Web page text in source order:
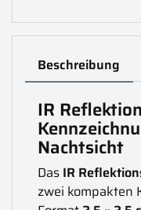
Beschreibung
IR
Nachtsicht
Das IR
zwei kompakten